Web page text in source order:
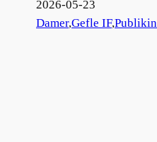
2026-05-23
Damer,Gefle IF,